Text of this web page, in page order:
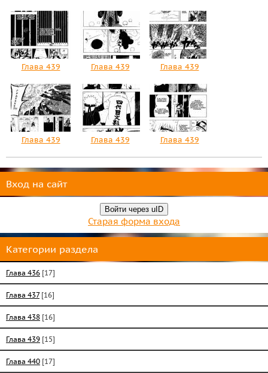
Глава 439 Глава 439 Глава 439
Глава 439 Глава 439 Глава 439
Вход на сайт
Войти через uID
Старая форма входа
Категории раздела
Глава 436 [17]
Глава 437 [16]
Глава 438 [16]
Глава 439 [15]
Глава 440 [17]